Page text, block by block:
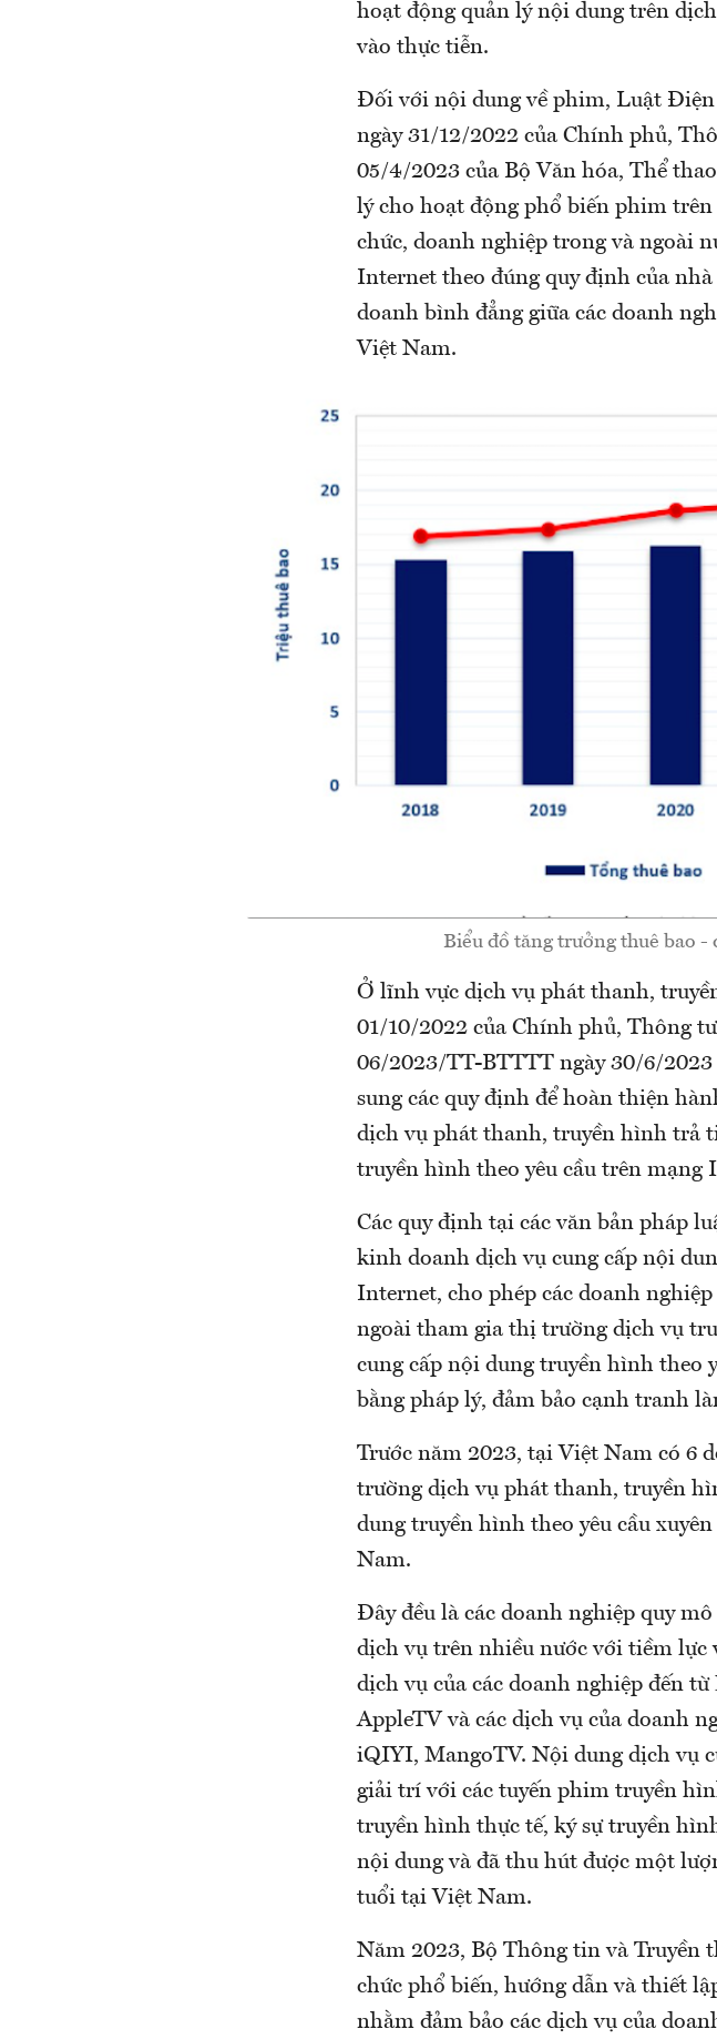
hoạt động quản lý nội dung trên
vào thực tiễn.
Đối với nội dung về phim, Luật
ngày 31/12/2022 của Chính phủ,
05/4/2023 của Bộ Văn hóa, Thể
lý cho hoạt động phổ biến phim
chức, doanh nghiệp trong và ngoài
Internet theo đúng quy định của
doanh bình đẳng giữa các doanh
Việt Nam.
Biểu đồ tăng trưởng thuê bao
Ở lĩnh vực dịch vụ phát thanh,
01/10/2022 của Chính phủ, Thông
06/2023/TT-BTTTT ngày 30/6/
sung các quy định để hoàn thiện
dịch vụ phát thanh, truyền hình trả
truyền hình theo yêu cầu trên mạng
Các quy định tại các văn bản pháp
kinh doanh dịch vụ cung cấp nội
Internet, cho phép các doanh
ngoài tham gia thị trường dịch vụ
cung cấp nội dung truyền hình theo
bằng pháp lý, đảm bảo cạnh tranh
Trước năm 2023, tại Việt Nam có 6
trường dịch vụ phát thanh, truyền
dung truyền hình theo yêu cầu
Nam.
Đây đều là các doanh nghiệp quy
dịch vụ trên nhiều nước với tiềm
dịch vụ của các doanh nghiệp đến
AppleTV và các dịch vụ của doanh
iQIYI, MangoTV. Nội dung dịch vụ
giải trí với các tuyến phim truyền
truyền hình thực tế, ký sự truyền
nội dung và đã thu hút được một
tuổi tại Việt Nam.
Năm 2023, Bộ Thông tin và Truyền
chức phổ biến, hướng dẫn và thiết
nhằm đảm bảo các dịch vụ của